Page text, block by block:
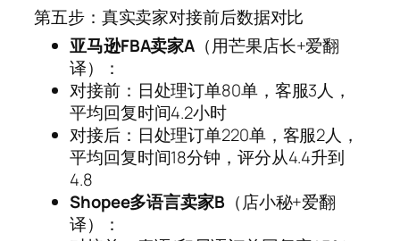
第五步：真实卖家对接前后数据对比
亚马逊FBA卖家A （用芒果店长+爱翻
译）：
对接前：日处理订单80单，客服3人，
平均回复时间4.2小时
对接后：日处理订单220单，客服2人，
平均回复时间18分钟，评分从4.4升到
4.8
Shopee多语言卖家B （店小秘+爱翻
译）：